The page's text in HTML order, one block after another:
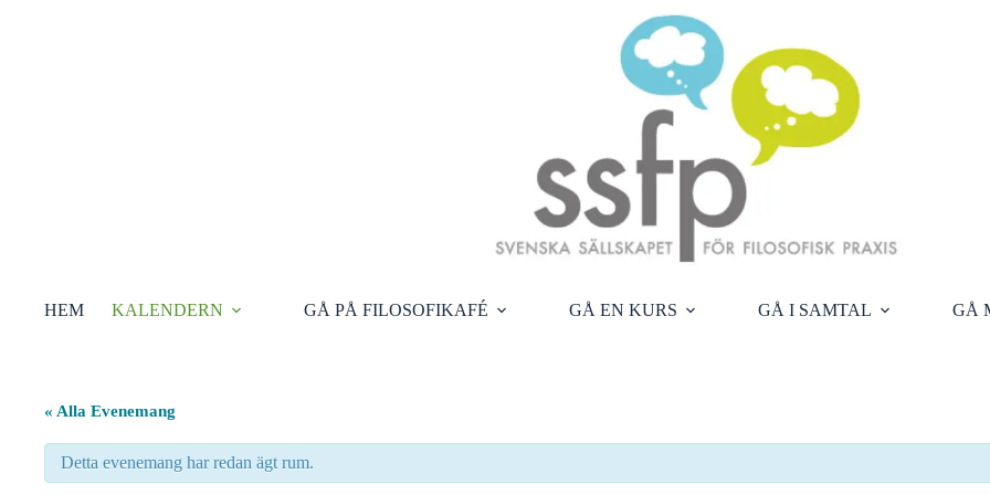
HEM KALENDERN GÅ PÅ FILOSOFIKAFÉ GÅ EN KURS GÅ I SAMTAL GÅ
« Alla Evenemang
Detta evenemang har redan ägt rum.